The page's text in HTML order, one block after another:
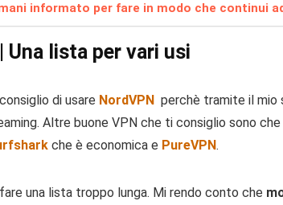
informato per fare in modo che continui
Una lista per vari usi
di usare NordVPN perchè tramite il mio
Altre buone VPN che ti consiglio sono
che è economica e PureVPN.
una lista troppo lunga. Mi rendo conto che